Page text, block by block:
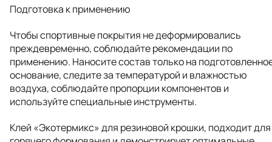
Подготовка к применению
Чтобы спортивные покрытия не деформировались
преждевременно, соблюдайте рекомендации по
применению. Наносите состав только на
основание, следите за температурой и влажностью
воздуха, соблюдайте пропорции компонентов и
используйте специальные инструменты.
Клей «Экотермикс» для резиновой крошки, подходит для